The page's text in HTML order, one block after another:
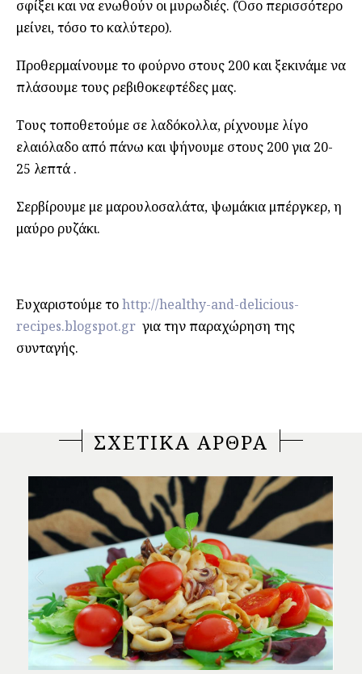
σφίξει και να ενωθούν οι μυρωδιές. (Όσο περισσότερο
μείνει, τόσο το καλύτερο).
Προθερμαίνουμε το φούρνο στους 200 και ξεκινάμε να
πλάσουμε τους ρεβιθοκεφτέδες μας.
Τους τοποθετούμε σε λαδόκολλα, ρίχνουμε λίγο
ελαιόλαδο από πάνω και ψήνουμε στους 200 για 20-
25 λεπτά .
Σερβίρουμε με μαρουλοσαλάτα, ψωμάκια μπέργκερ, η
μαύρο ρυζάκι.
Ευχαριστούμε τοhttp://healthy-and-delicious-
recipes.blogspot.gr για την παραχώρηση της
συνταγής.
ΣΧΕΤΙΚΑ ΑΡΘΡΑ